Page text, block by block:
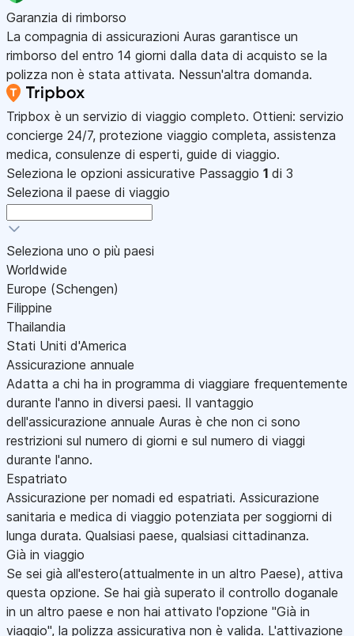
Garanzia di rimborso
La compagnia di assicurazioni Auras garantisce un
rimborso del entro 14 giorni dalla data di acquisto se la
polizza non è stata attivata. Nessun'altra domanda.
Tripbox è un servizio di viaggio completo. Ottieni: servizio
concierge 24/7, protezione viaggio completa, assistenza
medica, consulenze di esperti, guide di viaggio.
Seleziona le opzioni assicurative Passaggio 1 di 3
Seleziona il paese di viaggio
Seleziona uno o più paesi
Worldwide
Europe (Schengen)
Filippine
Thailandia
Stati Uniti d'America
Assicurazione annuale
Adatta a chi ha in programma di viaggiare frequentemente
durante l'anno in diversi paesi. Il vantaggio
dell'assicurazione annuale Auras è che non ci sono
restrizioni sul numero di giorni e sul numero di viaggi
durante l'anno.
Espatriato
Assicurazione per nomadi ed espatriati. Assicurazione
sanitaria e medica di viaggio potenziata per soggiorni di
lunga durata. Qualsiasi paese, qualsiasi cittadinanza.
Già in viaggio
Se sei già all'estero(attualmente in un altro Paese), attiva
questa opzione. Se hai già superato il controllo doganale
in un altro paese e non hai attivato l'opzione "Già in
viaggio", la polizza assicurativa non è valida. L'attivazione